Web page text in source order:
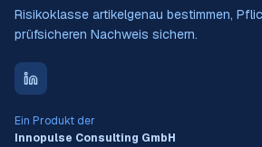
Risikoklasse artikelgenau bestimmen,
prüfsicheren Nachweis sichern.
Ein Produkt der
Innopulse Consulting GmbH